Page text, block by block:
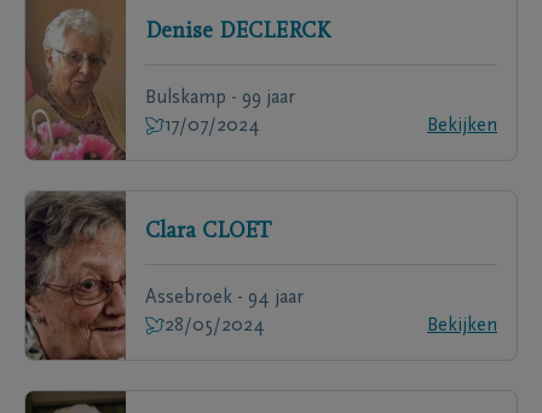
Denise DECLERCK
Bulskamp - 99 jaar
17/07/2024
Bekijken
Clara CLOET
Assebroek - 94 jaar
28/05/2024
Bekijken